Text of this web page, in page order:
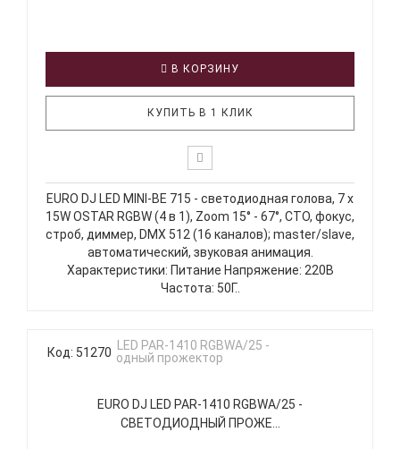
В КОРЗИНУ
КУПИТЬ В 1 КЛИК
EURO DJ LED MINI-BE 715 - светодиодная голова, 7 х
15W OSTAR RGBW (4 в 1), Zoom 15° - 67°, СТО, фокус,
строб, диммер, DMX 512 (16 каналов); master/slave,
автоматический, звуковая анимация.
Характеристики: Питание Напряжение: 220В
Частота: 50Г..
Код: 51270
EURO DJ LED PAR-1410 RGBWA/25 -
СВЕТОДИОДНЫЙ ПРОЖЕ...